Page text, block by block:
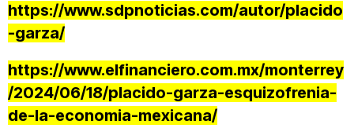
https://www.sdpnoticias.com/autor/placido
-garza/
https://www.elfinanciero.com.mx/monterrey
/2024/06/18/placido-garza-esquizofrenia-
de-la-economia-mexicana/